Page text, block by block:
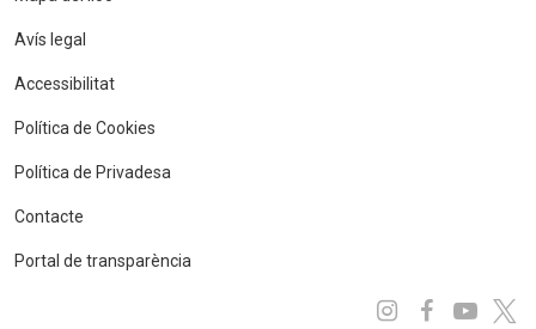
Avís legal
Accessibilitat
Política de Cookies
Política de Privadesa
Contacte
Portal de transparència
Instagram